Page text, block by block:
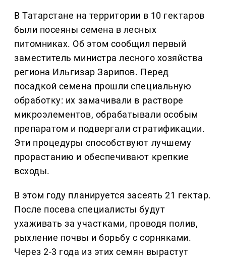
В Татарстане на территории в 10 гектаров
были посеяны семена в лесных
питомниках. Об этом сообщил первый
заместитель министра лесного хозяйства
региона Ильгизар Зарипов. Перед
посадкой семена прошли специальную
обработку: их замачивали в растворе
микроэлементов, обрабатывали особым
препаратом и подвергали стратификации.
Эти процедуры способствуют лучшему
прорастанию и обеспечивают крепкие
всходы.
В этом году планируется засеять 21 гектар.
После посева специалисты будут
ухаживать за участками, проводя полив,
рыхление почвы и борьбу с сорняками.
Через 2-3 года из этих семян вырастут